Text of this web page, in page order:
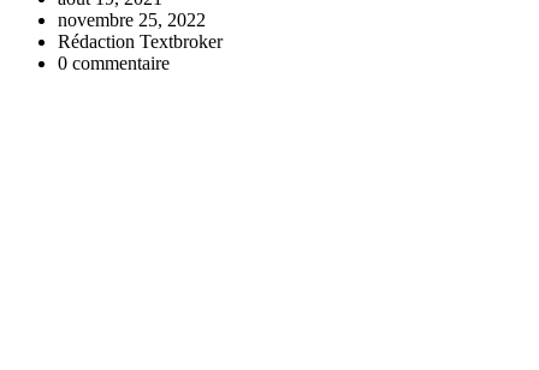
novembre 25, 2022
Rédaction Textbroker
0 commentaire